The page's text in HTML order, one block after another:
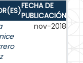
FECHA DE
PUBLICACIÓN
nov-2018